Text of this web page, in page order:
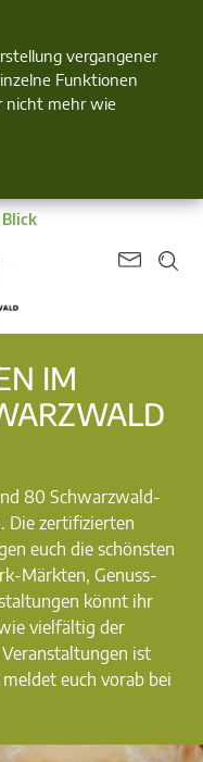
vergangener
Funktionen
nicht mehr wie
IM
80 Schwarzwald-
Die zertifizierten
euch die schönsten
Märkten, Genuss-
könnt ihr
vielfältig der
ist
euch vorab bei